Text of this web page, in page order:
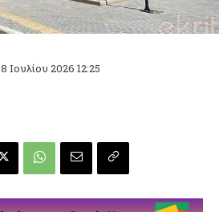
8 Ιουλίου 2026 12:25